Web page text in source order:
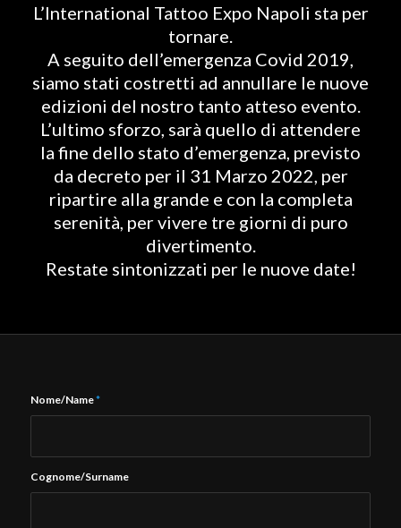
L’International Tattoo Expo Napoli sta per
tornare.
A seguito dell’emergenza Covid 2019,
siamo stati costretti ad annullare le nuove
edizioni del nostro tanto atteso evento.
L’ultimo sforzo, sarà quello di attendere
la fine dello stato d’emergenza, previsto
da decreto per il 31 Marzo 2022, per
ripartire alla grande e con la completa
serenità, per vivere tre giorni di puro
divertimento.
Restate sintonizzati per le nuove date!
Nome/Name*
Cognome/Surname